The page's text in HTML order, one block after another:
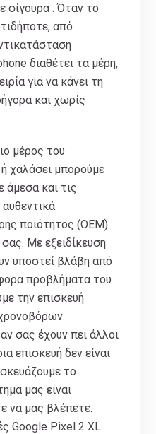
σίγουρα . Όταν το
από
διαθέτει τα μέρη,
για να κάνει τη
και χωρίς
μέρος του
χαλάσει μπορούμε
άμεσα και τις
ποιότητος (ΟΕΜ)
Με εξειδίκευση
υποστεί βλάβη από
προβλήματα του
την επισκευή
σας έχουν πει άλλοι
επισκευή δεν είναι
το
μας είναι
να μας βλέπετε.
Google Pixel 2 XL